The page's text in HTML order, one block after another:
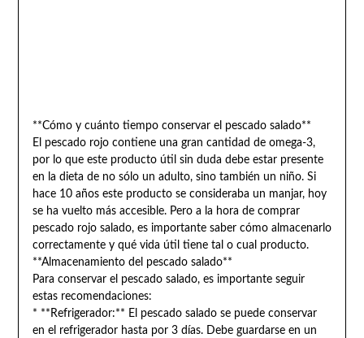
**Cómo y cuánto tiempo conservar el pescado salado**
El pescado rojo contiene una gran cantidad de omega-3,
por lo que este producto útil sin duda debe estar presente
en la dieta de no sólo un adulto, sino también un niño. Si
hace 10 años este producto se consideraba un manjar, hoy
se ha vuelto más accesible. Pero a la hora de comprar
pescado rojo salado, es importante saber cómo almacenarlo
correctamente y qué vida útil tiene tal o cual producto.
**Almacenamiento del pescado salado**
Para conservar el pescado salado, es importante seguir
estas recomendaciones:
* **Refrigerador:** El pescado salado se puede conservar
en el refrigerador hasta por 3 días. Debe guardarse en un